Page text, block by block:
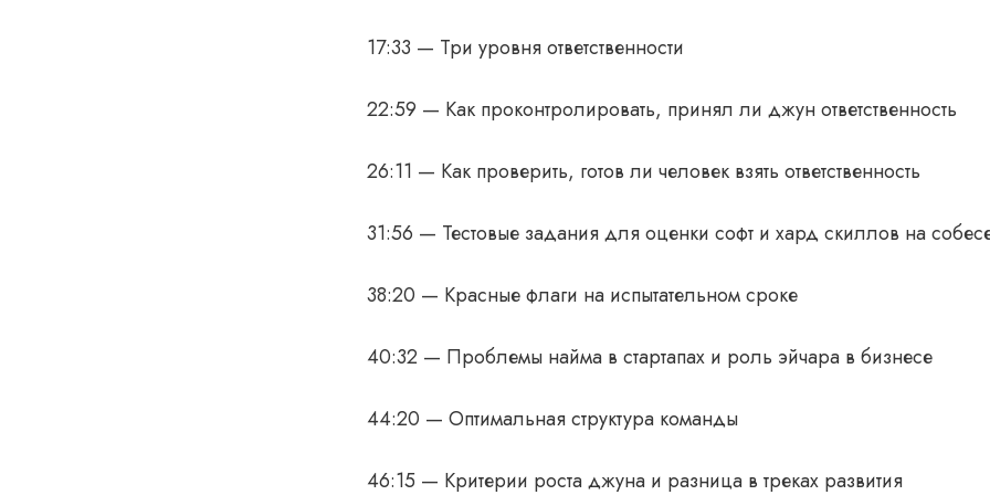
17:33 — Три уровня ответственности
22:59 — Как проконтролировать, принял ли джун ответственность
26:11 — Как проверить, готов ли человек взять ответственность
31:56 — Тестовые задания для оценки софт и хард скиллов на
38:20 — Красные флаги на испытательном сроке
40:32 — Проблемы найма в стартапах и роль эйчара в бизнесе
44:20 — Оптимальная структура команды
46:15 — Критерии роста джуна и разница в треках развития